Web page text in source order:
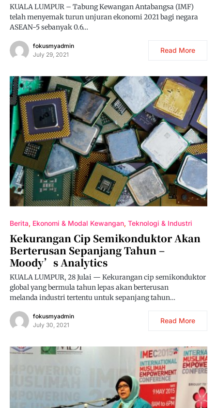
KUALA LUMPUR – Tabung Kewangan Antabangsa (IMF)
telah menyemak turun unjuran ekonomi 2021 bagi negara
ASEAN-5 sebanyak 0.6…
fokusmyadmin
July 29, 2021
Read More
Berita Ekonomi & Modal Kewangan Teknologi & Industri
Kekurangan Cip Semikonduktor Akan
Berterusan Sepanjang Tahun –
Moody’s Analytics
KUALA LUMPUR, 28 Julai — Kekurangan cip semikonduktor
global yang bermula tahun lepas akan berterusan
melanda industri tertentu untuk sepanjang tahun…
fokusmyadmin
July 30, 2021
Read More